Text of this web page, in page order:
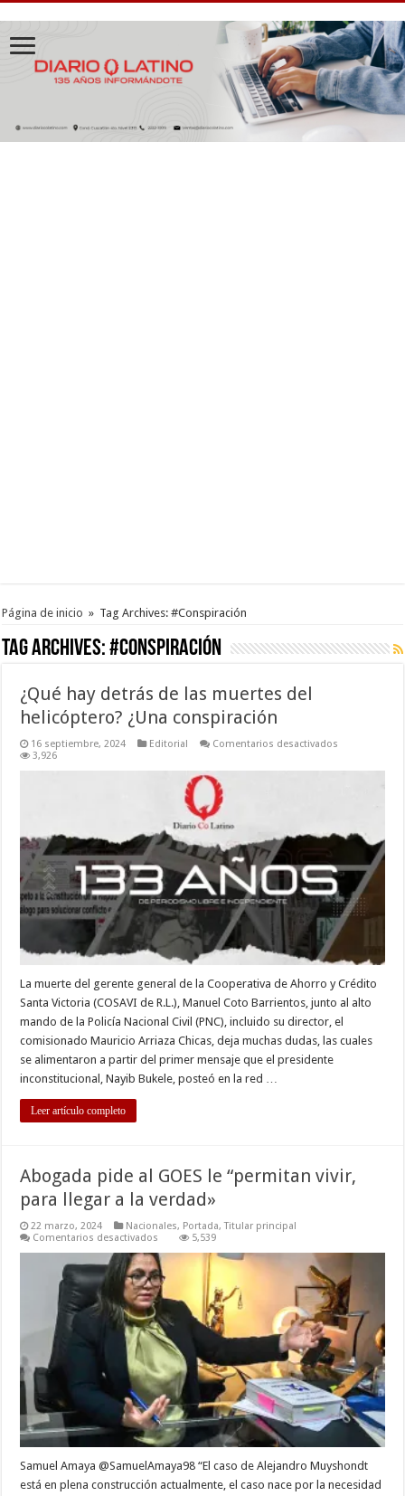
Página de inicio » Tag Archives: #Conspiración
Tag Archives:#Conspiración
¿Qué hay detrás de las muertes del
helicóptero? ¿Una conspiración
16 septiembre, 2024 Editorial Comentarios desactivados
helicóptero?
conspiración
3,926
La muerte del gerente general de la Cooperativa de Ahorro y Crédito
Santa Victoria (COSAVI de R.L.), Manuel Coto Barrientos, junto al alto
mando de la Policía Nacional Civil (PNC), incluido su director, el
comisionado Mauricio Arriaza Chicas, deja muchas dudas, las cuales
se alimentaron a partir del primer mensaje que el presidente
inconstitucional, Nayib Bukele, posteó en la red …
Leer artículo completo
Abogada pide al GOES le “permitan vivir,
para llegar a la verdad»
22 marzo, 2024 Nacionales, Portada,Titular principal
Comentarios desactivados
pide
al
GOES
le
“permitan
vivir,
para
llegar
la
verdad»
5,539
Samuel Amaya @SamuelAmaya98 “El caso de Alejandro Muyshondt
está en plena construcción actualmente, el caso nace por la necesidad